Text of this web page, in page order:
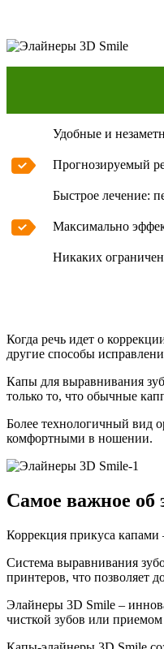
Удобные и
Прогнозируемый
Быстрое лечение:
Максимально
Никаких
Когда речь идет о
другие способы
Капы для выравнивания
только то, что обычные
Более технологичный вид
комфортными в ношении.
Самое важное об
Коррекция прикуса капами
Система выравнивания
принтеров, что позволяет
Элайнеры 3D Smile –
чисткой зубов или